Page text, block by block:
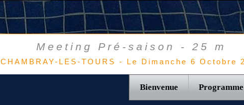
Meeting Pré-saison - 25 m
CHAMBRAY-LES-TOURS - Le Dimanche 6 Octobre
Bienvenue Programme